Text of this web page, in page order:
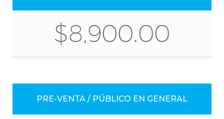
$8,900.00
PRE-VENTA / PÚBLICO EN GENERAL